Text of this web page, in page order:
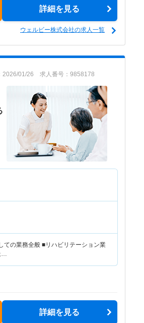
詳細を見る
ウェルビー株式会社の求人一覧
2026/01/26 求人番号：9858178
ての業務全般 ■リハビリテーション業
…
詳細を見る